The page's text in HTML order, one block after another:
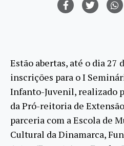
Estão abertas, até o dia 27
inscrições para o I
Infanto-Juvenil, realizado
da Pró-reitoria de
parceria com a Escola de
Cultural da Dinamarca,